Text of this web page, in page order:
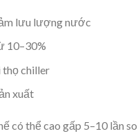
lưu lượng nước
10–30%
thọ chiller
xuất
có thể cao gấp 5–10 lần